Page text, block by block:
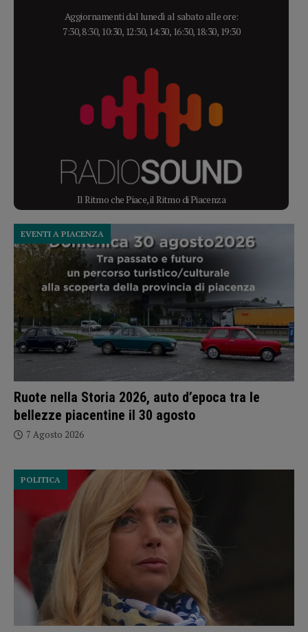
Aggiornamenti dal lunedì al sabato alle ore:
7:30, 8:30, 10:30, 12:30, 14:30, 16:30, 18:30, 19:30
Il Ritmo che Piace, il Ritmo di Piacenza
Ruote nella Storia 2026, auto d’epoca tra le
bellezze piacentine il 30 agosto
EVENTI A PIACENZA
7 Agosto 2026
POLITICA